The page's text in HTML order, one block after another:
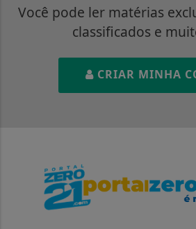
Você pode ler matérias
classificados e
CRIAR MINHA